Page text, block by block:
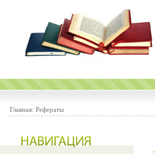
Главная: Рефераты